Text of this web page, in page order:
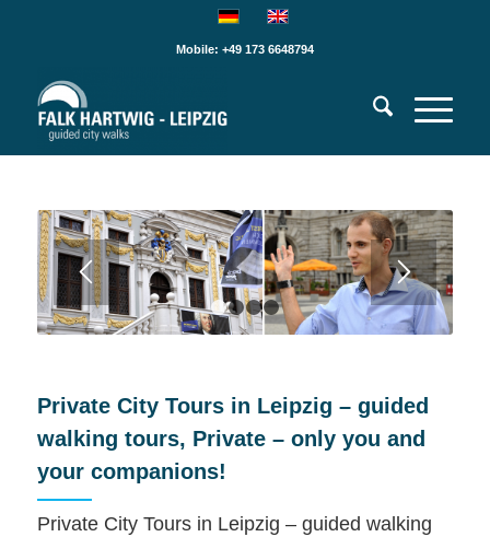
Mobile: +49 173 6648794
1 3 4
Private City Tours in Leipzig – guided
walking tours, Private – only you and
your companions!
Private City Tours in Leipzig – guided walking